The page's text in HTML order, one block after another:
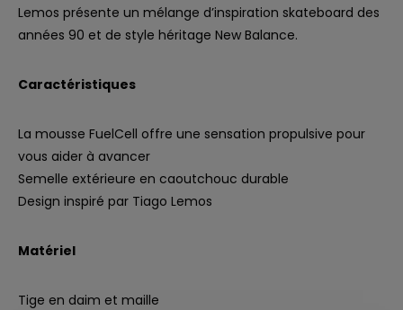
Lemos présente un mélange d’inspiration skateboard des
années 90 et de style héritage New Balance.
Caractéristiques
La mousse FuelCell offre une sensation propulsive pour
vous aider à avancer
Semelle extérieure en caoutchouc durable
Design inspiré par Tiago Lemos
Matériel
Tige en daim et maille